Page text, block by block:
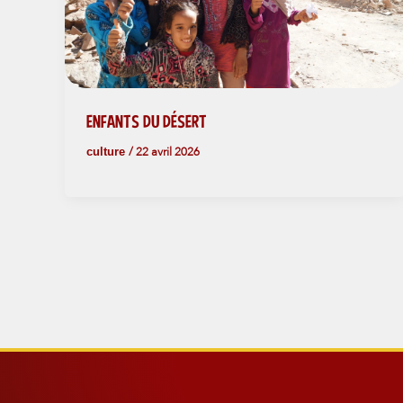
ENFANTS DU DÉSERT
culture / 22 avril 2026